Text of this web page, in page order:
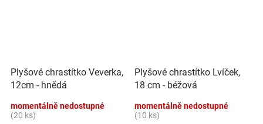
Plyšové chrastítko Veverka,
12cm - hnědá
momentálně nedostupné
(20 ks)
Plyšové chrastítko Lvíček,
18 cm - béžová
momentálně nedostupné
(10 ks)